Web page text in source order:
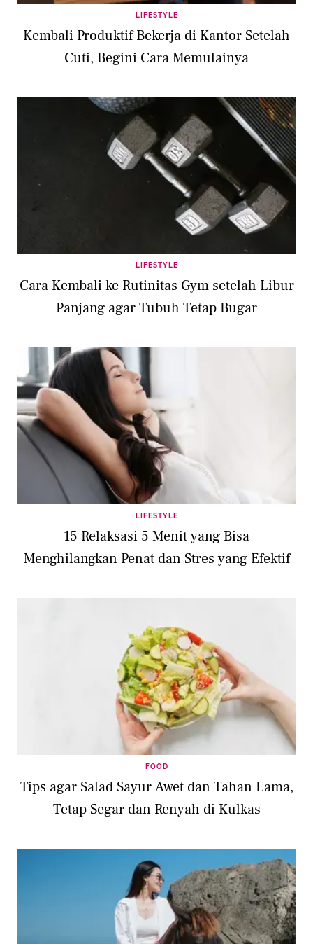
LIFESTYLE
Kembali Produktif Bekerja di Kantor Setelah
Cuti, Begini Cara Memulainya
LIFESTYLE
Cara Kembali ke Rutinitas Gym setelah Libur
Panjang agar Tubuh Tetap Bugar
LIFESTYLE
15 Relaksasi 5 Menit yang Bisa
Menghilangkan Penat dan Stres yang Efektif
FOOD
Tips agar Salad Sayur Awet dan Tahan Lama,
Tetap Segar dan Renyah di Kulkas